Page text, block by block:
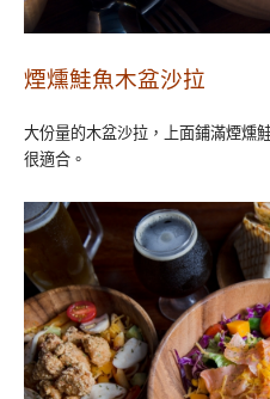
煙燻鮭魚木盆沙拉
大份量的木盆沙拉，上面鋪滿煙燻
很適合。